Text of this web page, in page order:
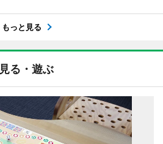
もっと見る
見る・遊ぶ